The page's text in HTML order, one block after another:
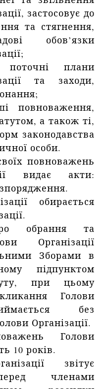
застосовує до
та стягнення,
обов’язки
поточні плани
та заходи,
повноваження,
а також ті,
законодавства
особи.
повноважень
видає акти:
обирається
обрання та
Організації
Зборами в
підпунктом
при цьому
Голови
без
Організації.
Голови
10 років.
звітує
членами